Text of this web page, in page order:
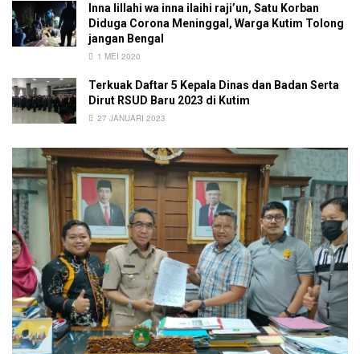
Inna lillahi wa inna ilaihi raji’un, Satu Korban
Diduga Corona Meninggal, Warga Kutim Tolong
jangan Bengal
1 MEI 2020
Terkuak Daftar 5 Kepala Dinas dan Badan Serta
Dirut RSUD Baru 2023 di Kutim
27 JANUARI 2023